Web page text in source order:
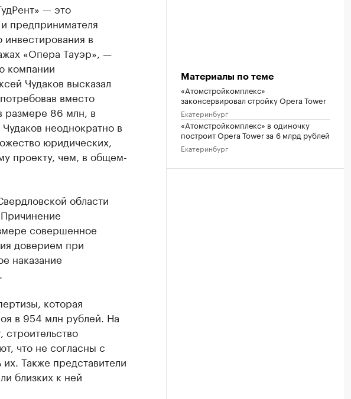
— это
предпринимателя
инвестирования в
«Опера Тауэр», —
компании
Чудаков высказал
вместо
размере 86 млн, в
неоднократно в
юридических,
проекту, чем, в общем-
области
совершенное
доверием при
наказание
которая
в 954 млн рублей. На
что не согласны с
их. Также представители
близких к ней
Материалы по теме
«Атомстройкомплекс»
законсервировал стройку Opera Tower
Екатеринбург
«Атомстройкомплекс» в одиночку
построит Opera Tower за 6 млрд рублей
Екатеринбург